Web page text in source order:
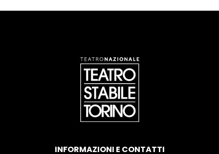
INFORMAZIONI E CONTATTI